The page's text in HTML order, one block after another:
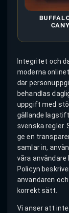
Integritet och
moderna
där
behandlas
uppgift med
gällande
svenska
ge en
samlar in,
våra användare
Policyn
användaren
korrekt sätt.
Vi anser att